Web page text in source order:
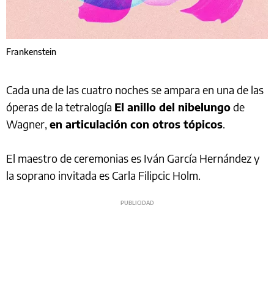
Frankenstein
Cada una de las cuatro noches se ampara en una de las
óperas de la tetralogía El anillo del nibelungode
Wagner, en articulación con otros tópicos.
El maestro de ceremonias es Iván García Hernández y
la soprano invitada es Carla Filipcic Holm.